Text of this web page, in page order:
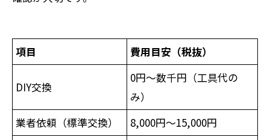
項目 費用目安（税抜）
DIY交換
0円～数千円（工具代の
み）
業者依頼（標準交換）
8,000円～15,000円